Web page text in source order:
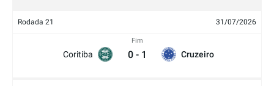
Rodada 21 31/07/2026
Coritiba
Fim
0 - 1 Cruzeiro